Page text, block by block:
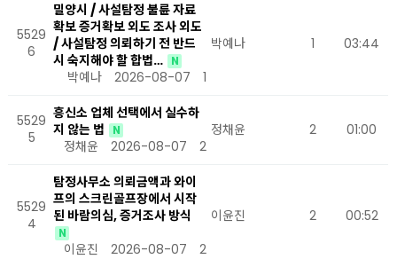
5529
6
밀양시 / 사설탐정 불륜 자료
확보 증거확보 외도 조사 외도
/ 사설탐정 의뢰하기 전 반드
시 숙지해야 할 합법…
N
박예나 2026-08-07 1
박예나 1 03:44
5529
5
흥신소 업체 선택에서 실수하
지 않는 법
N
정채윤 2026-08-07 2
정채윤 2 01:00
5529
4
탐정사무소 의뢰금액과 와이
프의 스크린골프장에서 시작
된 바람의심, 증거조사 방식
N
이윤진 2026-08-07 2
이윤진 2 00:52